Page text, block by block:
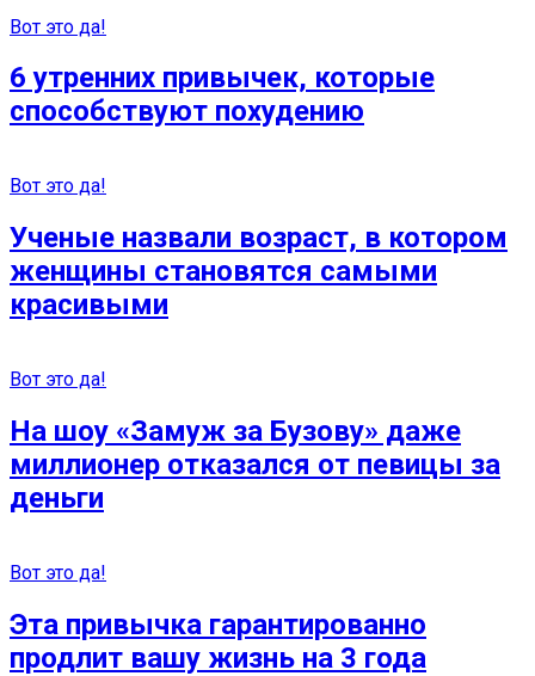
Вот это да!
6 утренних привычек, которые
способствуют похудению
Вот это да!
Ученые назвали возраст, в котором
женщины становятся самыми
красивыми
Вот это да!
На шоу «Замуж за Бузову» даже
миллионер отказался от певицы за
деньги
Вот это да!
Эта привычка гарантированно
продлит вашу жизнь на 3 года